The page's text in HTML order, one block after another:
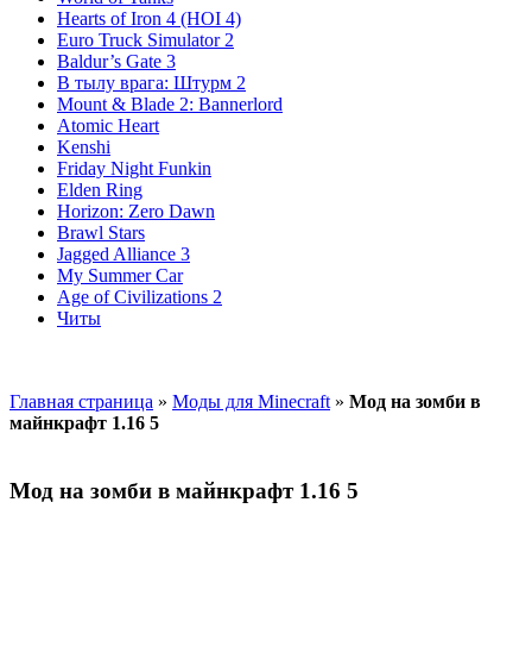
Hearts of Iron 4 (HOI 4)
Euro Truck Simulator 2
Baldur’s Gate 3
В тылу врага: Штурм 2
Mount & Blade 2: Bannerlord
Atomic Heart
Kenshi
Friday Night Funkin
Elden Ring
Horizon: Zero Dawn
Brawl Stars
Jagged Alliance 3
My Summer Car
Age of Civilizations 2
Читы
Главная страница » Моды для Minecraft » Мод на зомби в
майнкрафт 1.16 5
Мод на зомби в майнкрафт 1.16 5